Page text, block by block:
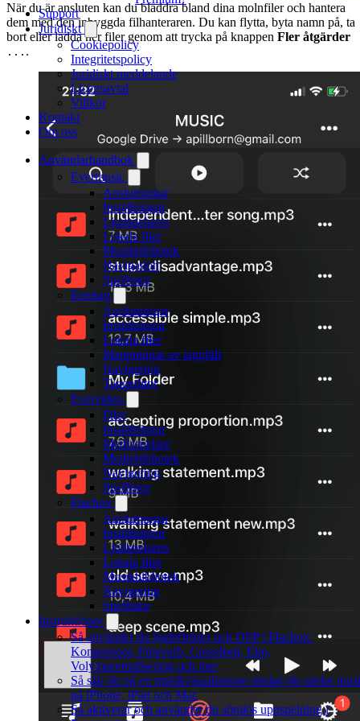
Support
Juridiskt
Cookiepolicy
Integritetspolicy
Juridiskt meddelande
Licensavtal
Villkor
Kontakt
Om oss
Användarhandbok
Evermusic
Anslutningar
Inställningar
Ljudspelaren
Lokala filer
Musikbibliotek
Navigation
Spellistor
Evertag
Anslutningar
Inställningar
Lokala filer
Mappningar av taggfält
Navigering
Taggeditor
Evervideo
Filer
Inställningar
Mediaspelare
Mediebibliotek
Navigering
Spellistor
Flacbox
Anslutningar
Inställningar
Ljudspelaren
Lokala filer
Musikbibliotek
Navigering
Spellistor
Instruktioner
Så använder du ljudeffekter och DSP i Flacbox:
Kompressor, Freeverb, Crossfeed, Eko,
Volymnormalisering och mer
Så slår du på en musikvisualiserare medan du spelar
på iPhone, iPad och Mac
Så aktiverar och använder du sömlös uppspelning i
När du är ansluten kan du bläddra bland dina molnfiler och hantera
dem med den inbyggda filhanteraren. Du kan flytta, byta namn på, ta
bort eller ladda ner filer genom att trycka på knappen Fler åtgärder
... .